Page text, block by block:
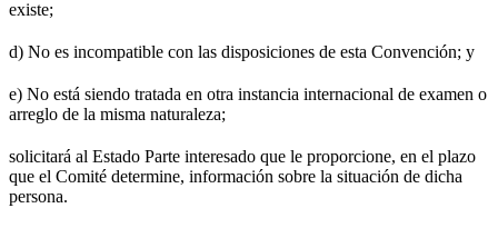
existe;
d) No es incompatible con las disposiciones de esta Convención; y
e) No está siendo tratada en otra instancia internacional de examen o
arreglo de la misma naturaleza;
solicitará al Estado Parte interesado que le proporcione, en el plazo
que el Comité determine, información sobre la situación de dicha
persona.